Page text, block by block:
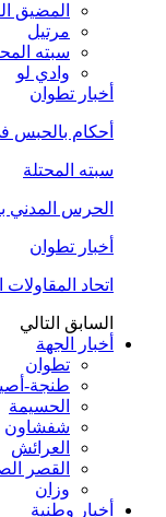
المضيق
مرتيل
سبته
وادي لو
أخبار تطوان
أحكام بالحبس
سبته المحتلة
الحرس المدني
أخبار تطوان
اتحاد
السابق التالي
أخبار الجهة
تطوان
طنجة-
الحسيمة
شفشاون
العرائش
القصر
وزان
أخبار وطنية